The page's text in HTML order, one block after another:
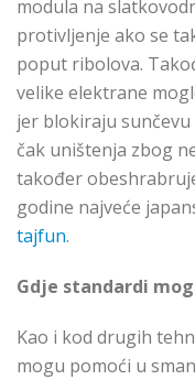
modula na
protivljenje ako se
poput ribolova.
velike elektrane
jer blokiraju sunčevu
čak uništenja zbog
također
godine najveće
tajfun.
Gdje standardi
Kao i kod drugih
mogu pomoći u